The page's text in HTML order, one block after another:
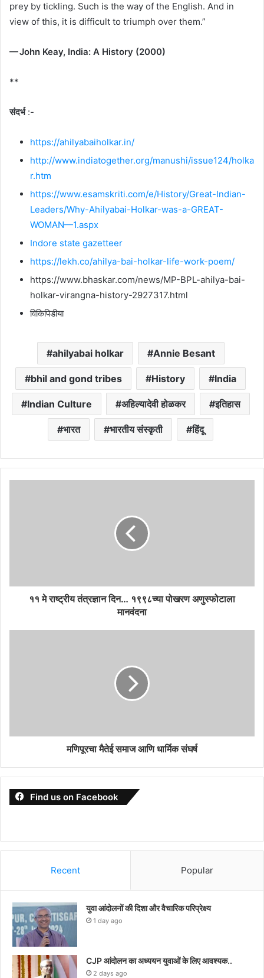
prey by tickling. Such is the way of the English. And in
view of this, it is difficult to triumph over them.”
— John Keay, India: A History (2000)
**
संदर्भ:-
https://ahilyabaiholkar.in/
http://www.indiatogether.org/manushi/issue124/holka
r.htm
https://www.esamskriti.com/e/History/Great-Indian-
Leaders/Why-Ahilyabai-Holkar-was-a-GREAT-
WOMAN—1.aspx
Indore state gazetteer
https://lekh.co/ahilya-bai-holkar-life-work-poem/
https://www.bhaskar.com/news/MP-BPL-ahilya-bai-
holkar-virangna-history-2927317.html
विकिपिडीया
ahilyabai holkar Annie Besant
bhil and gond tribes History India
Indian Culture अहिल्यादेवी होळकर इतिहास
भारत भारतीय संस्कृती हिंदू
११ मे राष्ट्रीय तंत्रज्ञान दिन… १९९८च्या पोखरण अणुस्फोटाला
मानवंदना
मणिपूरचा मैतेई समाज आणि धार्मिक संघर्ष
Find us on Facebook
Recent Popular
युवा आंदोलनों की दिशा और वैचारिक परिप्रेक्ष्य
1 day ago
CJP आंदोलन का अध्ययन युवाओं के लिए आवश्यक..
2 days ago